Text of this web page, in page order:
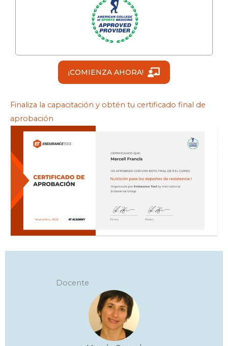
¡COMIENZA AHORA!
Finaliza la capacitación y obtén tu certificado final de
aprobación
Docente